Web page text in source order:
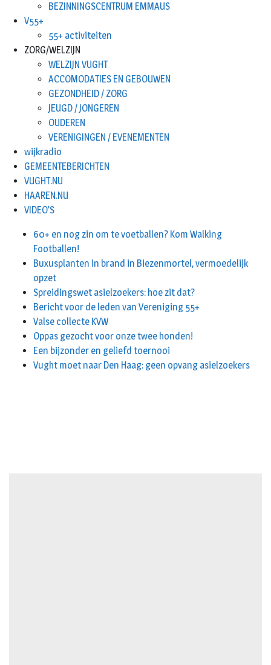
BEZINNINGSCENTRUM EMMAUS
V55+
55+ activiteiten
ZORG/WELZIJN
WELZIJN VUGHT
ACCOMODATIES EN GEBOUWEN
GEZONDHEID / ZORG
JEUGD / JONGEREN
OUDEREN
VERENIGINGEN / EVENEMENTEN
wijkradio
GEMEENTEBERICHTEN
VUGHT.NU
HAAREN.NU
VIDEO’S
60+ en nog zin om te voetballen? Kom Walking
Footballen!
Buxusplanten in brand in Biezenmortel, vermoedelijk
opzet
Spreidingswet asielzoekers: hoe zit dat?
Bericht voor de leden van Vereniging 55+
Valse collecte KVW
Oppas gezocht voor onze twee honden!
Een bijzonder en geliefd toernooi
Vught moet naar Den Haag: geen opvang asielzoekers